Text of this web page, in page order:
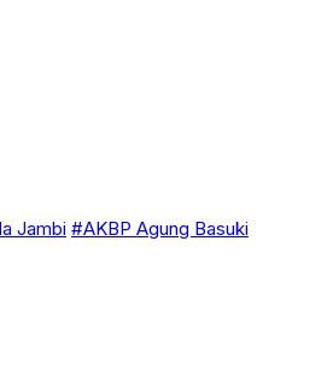
Jambi #AKBP Agung Basuki